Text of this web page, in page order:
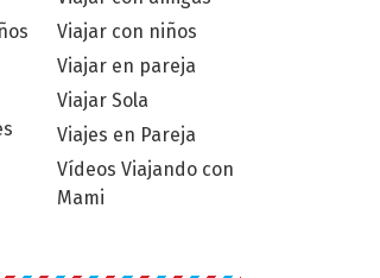
Viajar con niños
Viajar en pareja
Viajar Sola
Viajes en Pareja
Vídeos Viajando con
Mami